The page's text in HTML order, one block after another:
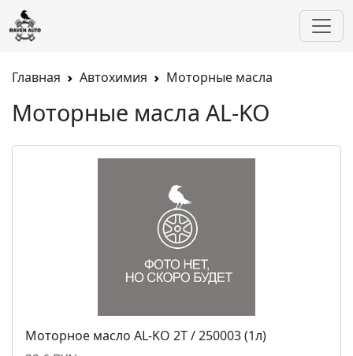
Главная Автохимия Моторные масла
Моторные масла AL-KO
Моторное масло AL-KO 2Т / 250003 (1л)